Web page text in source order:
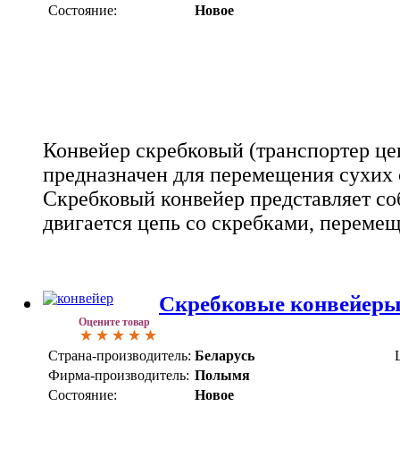
Состояние:
Новое
Конвейер скребковый (транспортер
предназначен для перемещения
Скребковый конвейер представляет
двигается цепь со скребками,
Оцените товар
Скребковые
Страна-производитель: Беларусь
Фирма-производитель: Полымя
Состояние:
Новое